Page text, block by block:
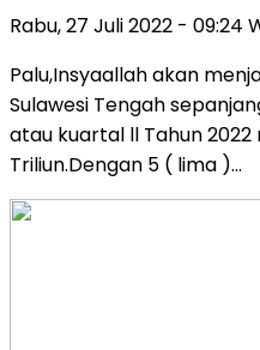
Rabu, 27 Juli 2022 - 09:24
Palu,Insyaallah akan
Sulawesi Tengah
atau kuartal ll Tahun 2022
Triliun.Dengan 5 ( lima )…